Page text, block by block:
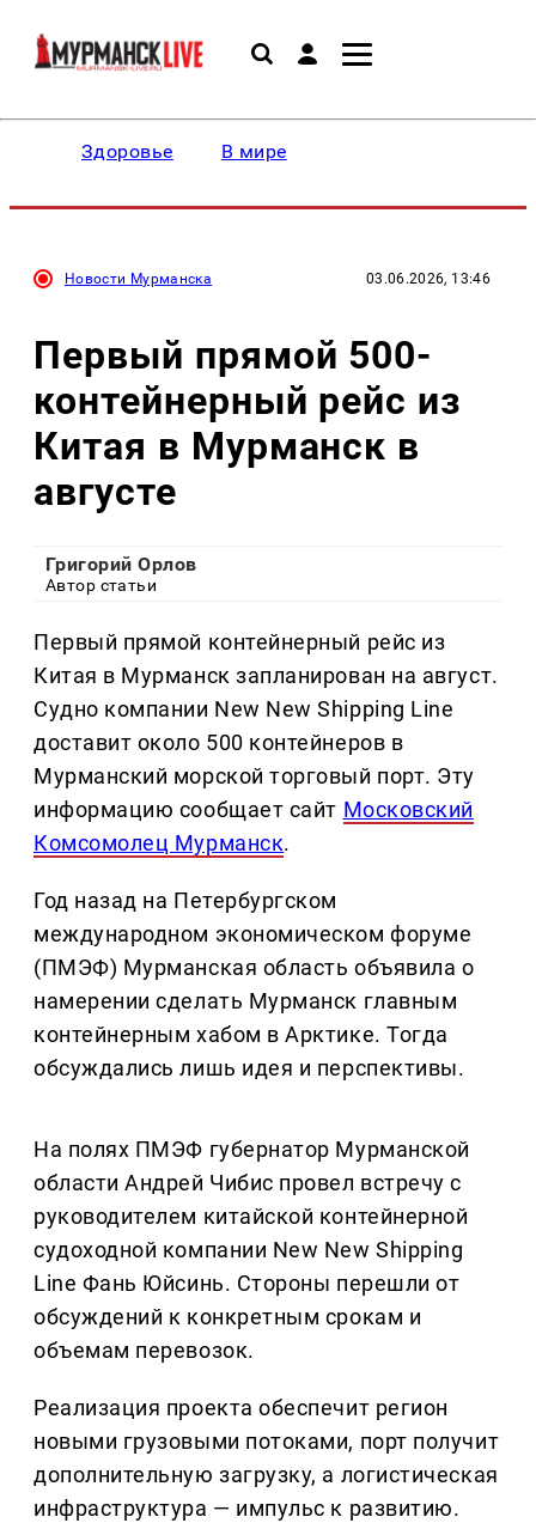
Здоровье В мире
Новости Мурманска 03.06.2026, 13:46
Первый прямой 500-
контейнерный рейс из
Китая в Мурманск в
августе
Григорий Орлов
Автор статьи
Первый прямой контейнерный рейс из
Китая в Мурманск запланирован на август.
Судно компании New New Shipping Line
доставит около 500 контейнеров в
Мурманский морской торговый порт. Эту
информацию сообщает сайт Московский
Комсомолец Мурманск.
Год назад на Петербургском
международном экономическом форуме
(ПМЭФ) Мурманская область объявила о
намерении сделать Мурманск главным
контейнерным хабом в Арктике. Тогда
обсуждались лишь идея и перспективы.
На полях ПМЭФ губернатор Мурманской
области Андрей Чибис провел встречу с
руководителем китайской контейнерной
судоходной компании New New Shipping
Line Фань Юйсинь. Стороны перешли от
обсуждений к конкретным срокам и
объемам перевозок.
Реализация проекта обеспечит регион
новыми грузовыми потоками, порт получит
дополнительную загрузку, а логистическая
инфраструктура — импульс к развитию.